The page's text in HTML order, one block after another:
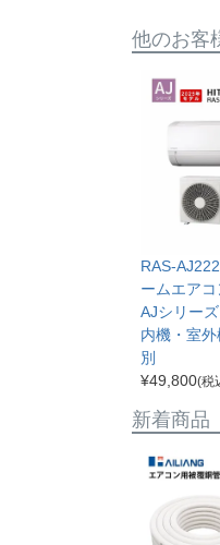
他のお客
RAS-
ームエア
AJシリー
内機・室
別
¥49,800(税
新着商品